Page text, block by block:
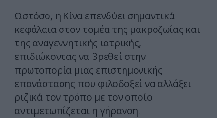
Ωστόσο, η Κίνα επενδύει σημαντικά
κεφάλαια στον τομέα της μακροζωίας και
της αναγεννητικής ιατρικής,
επιδιώκοντας να βρεθεί στην
πρωτοπορία μιας επιστημονικής
επανάστασης που φιλοδοξεί να αλλάξει
ριζικά τον τρόπο με τον οποίο
αντιμετωπίζεται η γήρανση.